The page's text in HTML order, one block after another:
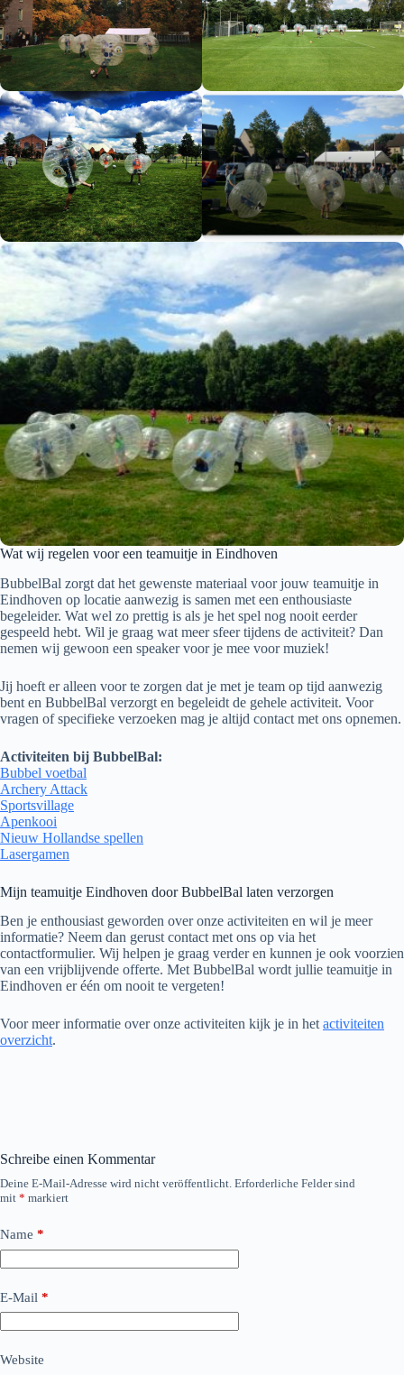
Wat wij regelen voor een teamuitje in Eindhoven
BubbelBal zorgt dat het gewenste materiaal voor jouw teamuitje in
Eindhoven op locatie aanwezig is samen met een enthousiaste
begeleider. Wat wel zo prettig is als je het spel nog nooit eerder
gespeeld hebt. Wil je graag wat meer sfeer tijdens de activiteit? Dan
nemen wij gewoon een speaker voor je mee voor muziek!
Jij hoeft er alleen voor te zorgen dat je met je team op tijd aanwezig
bent en BubbelBal verzorgt en begeleidt de gehele activiteit. Voor
vragen of specifieke verzoeken mag je altijd contact met ons opnemen.
Activiteiten bij BubbelBal:
Bubbel voetbal
Archery Attack
Sportsvillage
Apenkooi
Nieuw Hollandse spellen
Lasergamen
Mijn teamuitje Eindhoven door BubbelBal laten verzorgen
Ben je enthousiast geworden over onze activiteiten en wil je meer
informatie? Neem dan gerust contact met ons op via het
contactformulier. Wij helpen je graag verder en kunnen je ook voorzien
van een vrijblijvende offerte. Met BubbelBal wordt jullie teamuitje in
Eindhoven er één om nooit te vergeten!
Voor meer informatie over onze activiteiten kijk je in het activiteiten
overzicht.
Schreibe einen Kommentar
Deine E-Mail-Adresse wird nicht veröffentlicht. Erforderliche Felder sind
mit * markiert
Name *
E-Mail *
Website